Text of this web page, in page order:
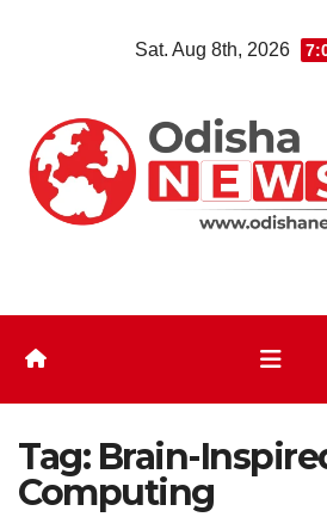
Sat. Aug 8th, 2026
Tag: Brain-
Computing